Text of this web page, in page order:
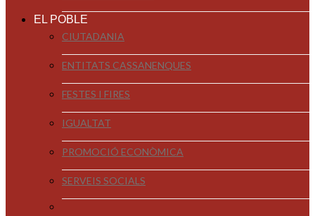
EL POBLE
CIUTADANIA
ENTITATS CASSANENQUES
FESTES I FIRES
IGUALTAT
PROMOCIÓ ECONÒMICA
SERVEIS SOCIALS